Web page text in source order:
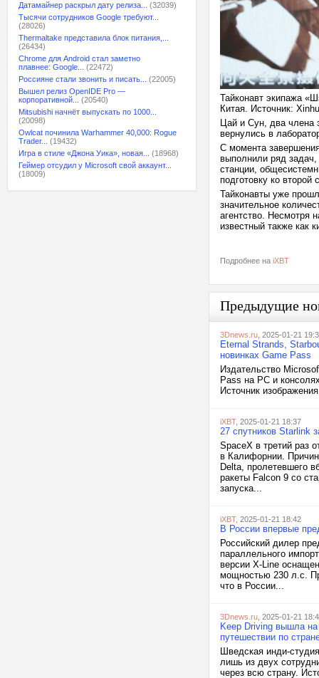
Датамайнер раскрыл дату релиза...
(32039)
Тысячи сотрудников Google требуют...
(28026)
Thermaltake представила блок питания,...
(26434)
Chrome для Android стал заметно
плавнее: Google...
(22472)
Россияне стали звонить и писать...
(22005)
Вышел релиз OpenIDE Pro —
корпоративной...
(20540)
Mitsubishi начнёт выпускать по 1000...
(20098)
Owlcat починила Warhammer 40,000: Rogue
Trader...
(19432)
Игра в стиле «Джона Уика», новая...
(18968)
Геймер отсудил у Microsoft свой аккаунт...
(18009)
Тайконавт экипажа
Китая. Источник:
Цай и Сун, два члена
вернулись в
С момента
выполнили ряд задач,
станции,
подготовку ко
Тайконавты уже
значительное
агентство. Несмотря
известный также как
Подробнее на iXBT
Предыдущие
3Dnews.ru , 2025-01-21
Eternal Strands,
новинках Game Pass
Издательство
Pass на PC и
Источник
iXBT, 2025-01-21 18:37
27 спутников Starlink
SpaceX в третий раз
в Калифорнии.
Delta, пролетевшего
ракеты Falcon 9 со
запуска...
iXBT, 2025-01-21 18:42
В России впервые
Российский дилер
параллельного
версии X-Line
мощностью 230 л.с.
что в России...
3Dnews.ru , 2025-01-21
Keep Driving вышла
путешествии по
Шведская инди-
лишь из двух
через всю страну.